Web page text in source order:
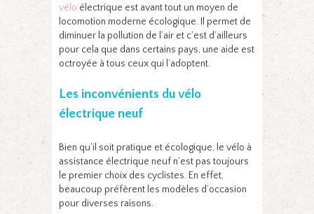
vélo électrique est avant tout un moyen de
locomotion moderne écologique. Il permet de
diminuer la pollution de l’air et c’est d’ailleurs
pour cela que dans certains pays, une aide est
octroyée à tous ceux qui l’adoptent.
Les inconvénients du vélo
électrique neuf
Bien qu’il soit pratique et écologique, le vélo à
assistance électrique neuf n’est pas toujours
le premier choix des cyclistes. En effet,
beaucoup préfèrent les modèles d’occasion
pour diverses raisons.